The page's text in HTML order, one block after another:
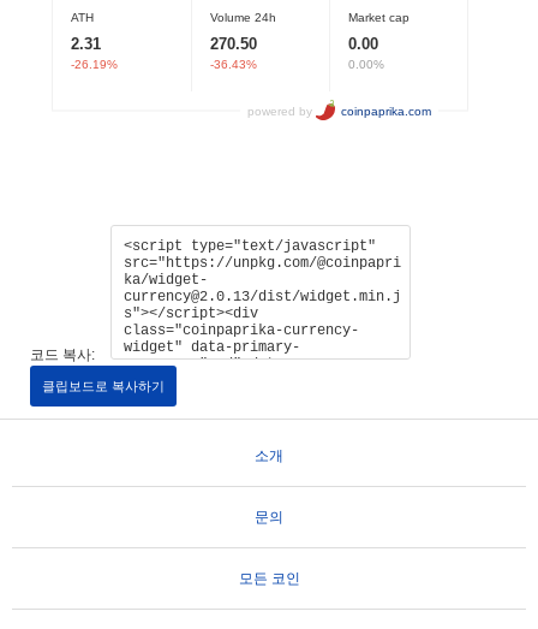
코드 복사:
클립보드로 복사하기
소개
문의
모든 코인